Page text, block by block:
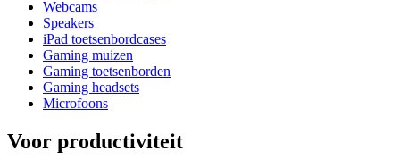
Webcams
Speakers
iPad toetsenbordcases
Gaming muizen
Gaming toetsenborden
Gaming headsets
Microfoons
Voor productiviteit